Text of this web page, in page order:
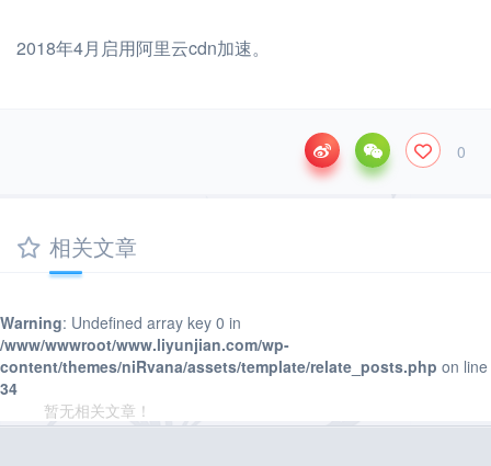
2018年4月启用阿里云cdn加速。
0
相关文章
Warning: Undefined array key 0 in
/www/wwwroot/www.liyunjian.com/wp-
content/themes/niRvana/assets/template/relate_posts.php on line
34
暂无相关文章！